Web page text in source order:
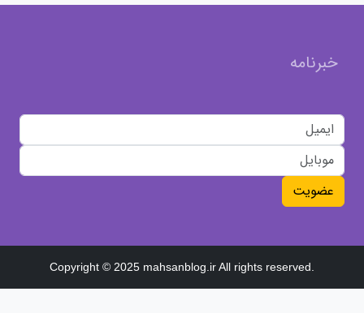
خبرنامه
عضویت
Copyright © 2025 mahsanblog.ir All rights reserved.